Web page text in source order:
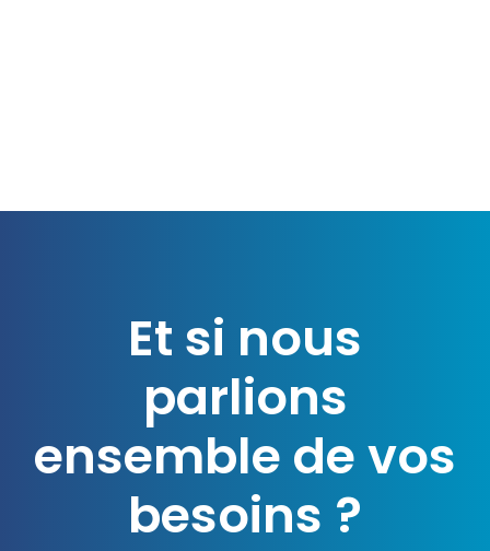
Et si nous
parlions
ensemble de vos
besoins ?